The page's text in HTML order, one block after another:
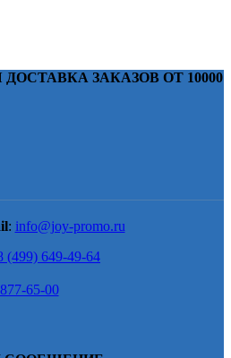
ЗАКАЗОВ ОТ 10000
: info@joy-promo.ru
(499) 649-49-64
65-00